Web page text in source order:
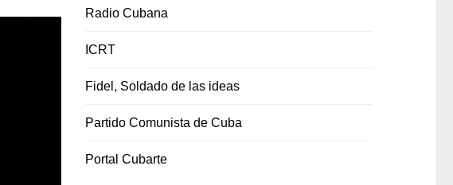
Radio Cubana
ICRT
Fidel, Soldado de las ideas
Partido Comunista de Cuba
Portal Cubarte